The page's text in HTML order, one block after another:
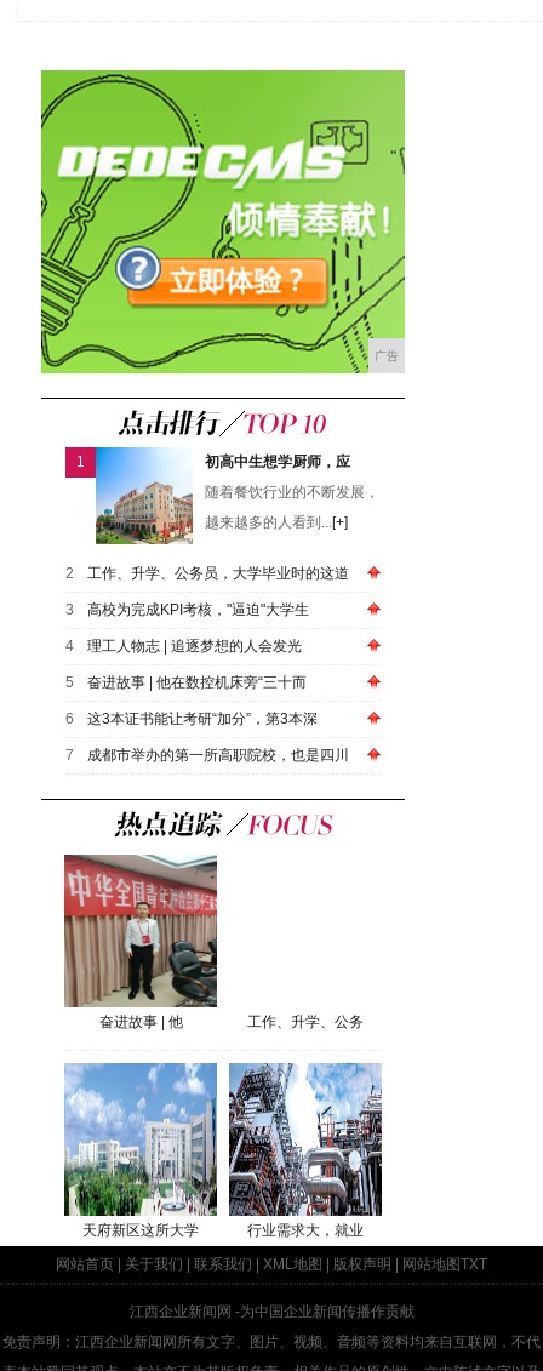
广告
1
初高中生想学厨师，应
随着餐饮行业的不断发展，
越来越多的人看到...[+]
2 工作、升学、公务员，大学毕业时的这道
3 高校为完成KPI考核，"逼迫"大学生
4 ​理工人物志 | 追逐梦想的人会发光
5 奋进故事 | 他在数控机床旁“三十而
6 这3本证书能让考研“加分”，第3本深
7 成都市举办的第一所高职院校，也是四川
奋进故事 | 他 工作、升学、公务
天府新区这所大学
行业需求大，就业
网站首页
关于我们 联系我们 XML地图 版权声明 网站地图TXT
江西企业新闻网 -为中国企业新闻传播作贡献
免责声明：江西企业新闻网所有文字、图片、视频、音频等资料均来自互联网，不代